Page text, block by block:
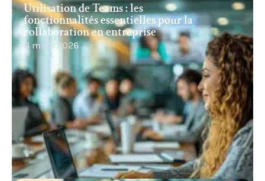
Utilisation de Teams : les
fonctionnalités essentielles pour la
collaboration en entreprise
11 mars 2026